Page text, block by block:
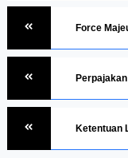
Force
Perpajakan
Ketentuan